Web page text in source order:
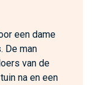
een dame
De man
van de
na en een